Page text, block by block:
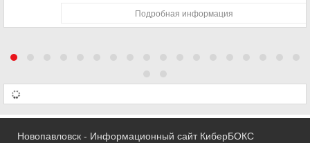
Подробная информация
Новопавловск - Информационный сайт КиберБОКС